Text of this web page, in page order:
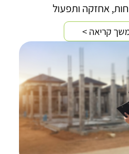
אחזקה ותפעול
קריאה >